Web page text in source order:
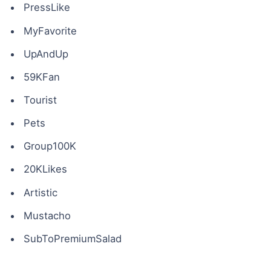
PressLike
MyFavorite
UpAndUp
59KFan
Tourist
Pets
Group100K
20KLikes
Artistic
Mustacho
SubToPremiumSalad